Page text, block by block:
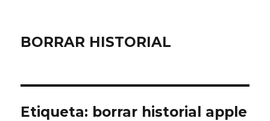
BORRAR HISTORIAL
Etiqueta: borrar historial apple